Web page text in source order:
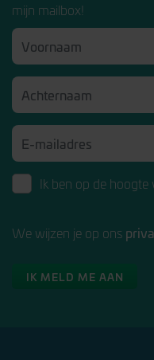
mijn mailbox!
Ik ben op de hoogte
We wijzen je op ons
IK MELD ME AAN